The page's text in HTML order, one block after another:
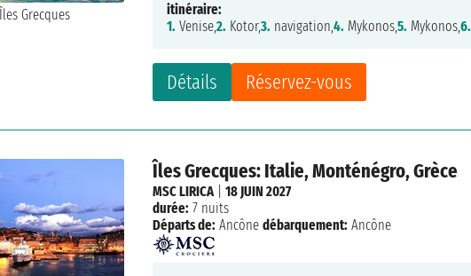
Détails Réservez-vous
itinéraire:
1. Venise,2. Kotor,3. navigation,4. Mykonos,5. Mykonos,6.
Îles Grecques: Italie, Monténégro, Grèce
MSC LIRICA|18 JUIN 2027
durée: 7 nuits
Départs de: Ancône débarquement: Ancône